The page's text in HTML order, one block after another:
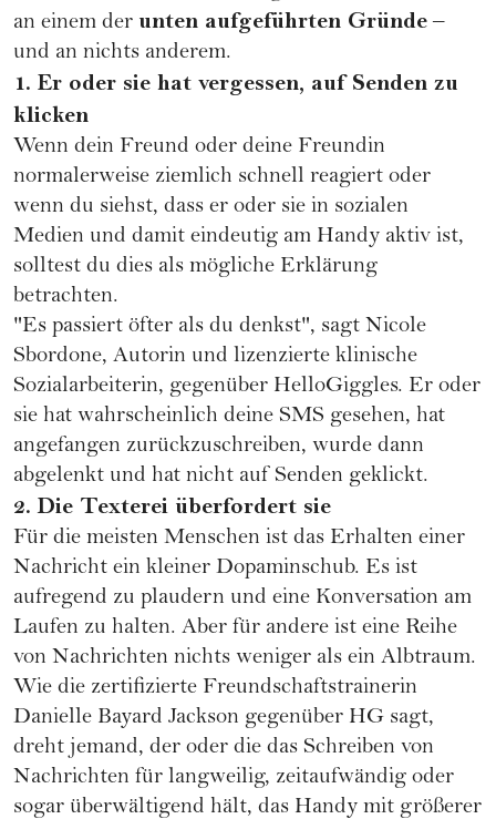
an einem der unten aufgeführten Gründe–
und an nichts anderem.
1. Er oder sie hat vergessen, auf Senden zu
klicken
Wenn dein Freund oder deine Freundin
normalerweise ziemlich schnell reagiert oder
wenn du siehst, dass er oder sie in sozialen
Medien und damit eindeutig am Handy aktiv ist,
solltest du dies als mögliche Erklärung
betrachten.
"Es passiert öfter als du denkst", sagt Nicole
Sbordone, Autorin und lizenzierte klinische
Sozialarbeiterin, gegenüber HelloGiggles. Er oder
sie hat wahrscheinlich deine SMS gesehen, hat
angefangen zurückzuschreiben, wurde dann
abgelenkt und hat nicht auf Senden geklickt.
2. Die Texterei überfordert sie
Für die meisten Menschen ist das Erhalten einer
Nachricht ein kleiner Dopaminschub. Es ist
aufregend zu plaudern und eine Konversation am
Laufen zu halten. Aber für andere ist eine Reihe
von Nachrichten nichts weniger als ein Albtraum.
Wie die zertifizierte Freundschaftstrainerin
Danielle Bayard Jackson gegenüber HG sagt,
dreht jemand, der oder die das Schreiben von
Nachrichten für langweilig, zeitaufwändig oder
sogar überwältigend hält, das Handy mit größerer